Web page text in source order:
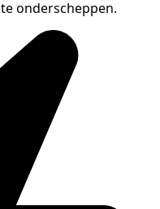
onderscheppen.